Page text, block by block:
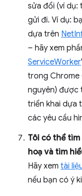
sửa đổi (ví dụ:
gửi đi. Ví dụ:
dựa trên
– hãy xem
ServiceWorker
trong Chrome
nguyên) được
triển khai dựa
các yêu cầu
Tôi có thể
hoạ và tìm
Hãy xem tài
nếu bạn có ý